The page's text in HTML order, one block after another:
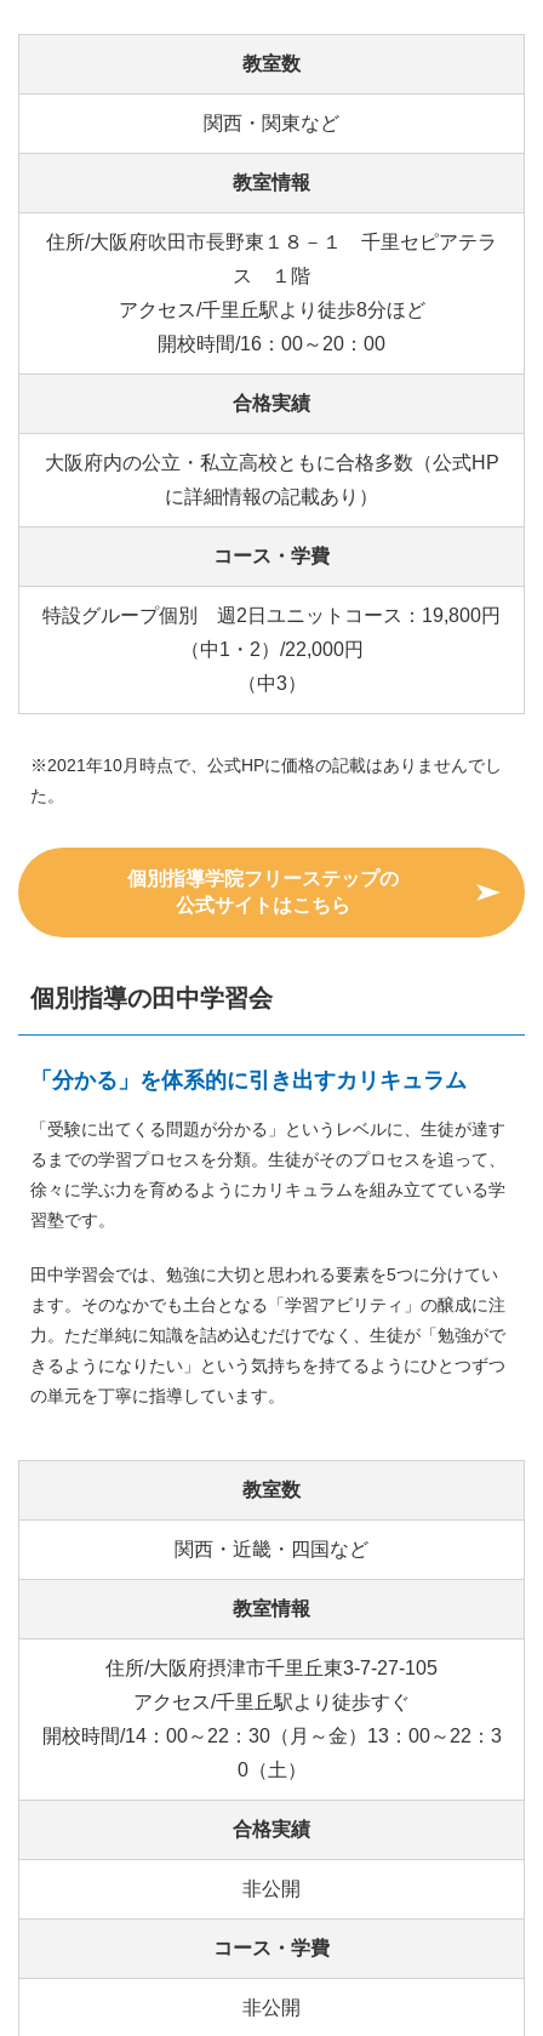
教室数
関西・関東など
教室情報
住所/大阪府吹田市長野東１８－１ 千里セピアテラ
ス １階
アクセス/千里丘駅より徒歩8分ほど
開校時間/16：00～20：00
合格実績
大阪府内の公立・私立高校ともに合格多数（公式HP
に詳細情報の記載あり）
コース・学費
特設グループ個別 週2日ユニットコース：19,800円
（中1・2）/22,000円
（中3）
※2021年10月時点で、公式HPに価格の記載はありませんでし
た。
個別指導学院フリーステップの
公式サイトはこちら
個別指導の田中学習会
「分かる」を体系的に引き出すカリキュラム
「受験に出てくる問題が分かる」というレベルに、生徒が達す
るまでの学習プロセスを分類。生徒がそのプロセスを追って、
徐々に学ぶ力を育めるようにカリキュラムを組み立てている学
習塾です。
田中学習会では、勉強に大切と思われる要素を5つに分けてい
ます。そのなかでも土台となる「学習アビリティ」の醸成に注
力。ただ単純に知識を詰め込むだけでなく、生徒が「勉強がで
きるようになりたい」という気持ちを持てるようにひとつずつ
の単元を丁寧に指導しています。
教室数
関西・近畿・四国など
教室情報
住所/大阪府摂津市千里丘東3-7-27-105
アクセス/千里丘駅より徒歩すぐ
開校時間/14：00～22：30（月～金）13：00～22：3
0（土）
合格実績
非公開
コース・学費
非公開